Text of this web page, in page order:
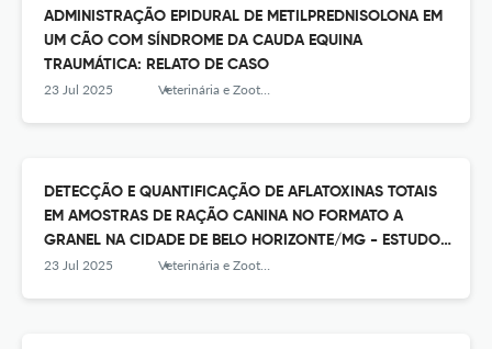
ADMINISTRAÇÃO EPIDURAL DE METILPREDNISOLONA EM
UM CÃO COM SÍNDROME DA CAUDA EQUINA
TRAUMÁTICA: RELATO DE CASO
23 Jul 2025 Veterinária e Zootecnia
DETECÇÃO E QUANTIFICAÇÃO DE AFLATOXINAS TOTAIS
EM AMOSTRAS DE RAÇÃO CANINA NO FORMATO A
GRANEL NA CIDADE DE BELO HORIZONTE/MG - ESTUDO
PILOTO
23 Jul 2025 Veterinária e Zootecnia